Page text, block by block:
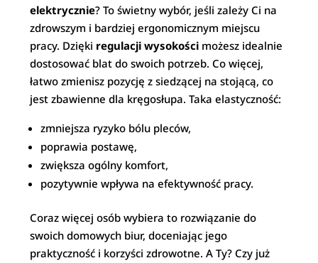
elektrycznie? To świetny wybór, jeśli zależy Ci na
zdrowszym i bardziej ergonomicznym miejscu
pracy. Dzięki regulacji wysokości możesz idealnie
dostosować blat do swoich potrzeb. Co więcej,
łatwo zmienisz pozycję z siedzącej na stojącą, co
jest zbawienne dla kręgosłupa. Taka elastyczność:
zmniejsza ryzyko bólu pleców,
poprawia postawę,
zwiększa ogólny komfort,
pozytywnie wpływa na efektywność pracy.
Coraz więcej osób wybiera to rozwiązanie do
swoich domowych biur, doceniając jego
praktyczność i korzyści zdrowotne. A Ty? Czy już